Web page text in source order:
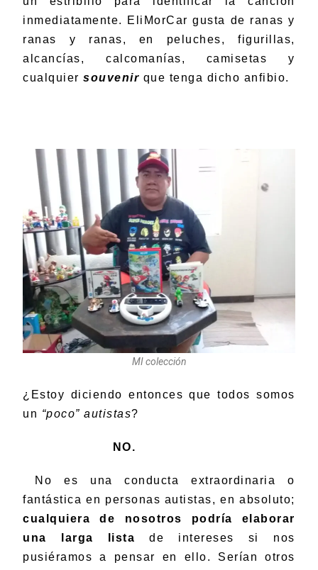
inmediatamente. EliMorCar gusta de ranas y
ranas y ranas, en peluches, figurillas,
alcancías, calcomanías, camisetas y
cualquiersouvenir que tenga dicho anfibio.
MI colección
¿Estoy diciendo entonces que todos somos
un “poco” autistas?
NO.
No es una conducta extraordinaria o
fantástica en personas autistas, en absoluto;
cualquiera de nosotros podría elaborar
una larga lista de intereses si nos
pusiéramos a pensar en ello. Serían otros